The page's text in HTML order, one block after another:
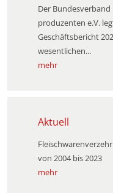
Der
produzenten e.V.
Geschäftsbericht
wesentlichen...
mehr
Aktuell
von 2004 bis 2023
mehr